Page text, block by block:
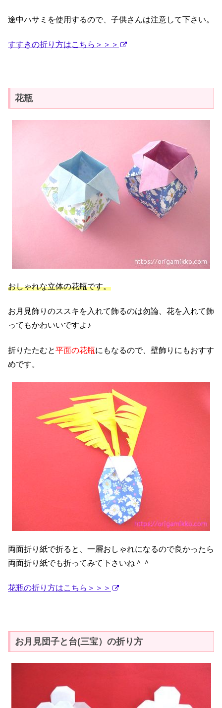
途中ハサミを使用するので、子供さんは注意して下さい。
すすきの折り方はこちら＞＞＞
花瓶
おしゃれな立体の花瓶です。
お月見飾りのススキを入れて飾るのは勿論、花を入れて飾
ってもかわいいですよ♪
折りたたむと平面の花瓶にもなるので、壁飾りにもおすす
めです。
両面折り紙で折ると、一層おしゃれになるので良かったら
両面折り紙でも折ってみて下さいね＾＾
花瓶の折り方はこちら＞＞＞
お月見団子と台(三宝）の折り方